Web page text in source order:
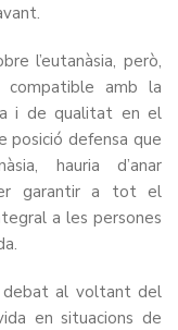
l’eutanàsia, però,
amb la
i de qualitat en el
posició defensa que
hauria d’anar
garantir a tot el
a les persones
debat al voltant del
en situacions de